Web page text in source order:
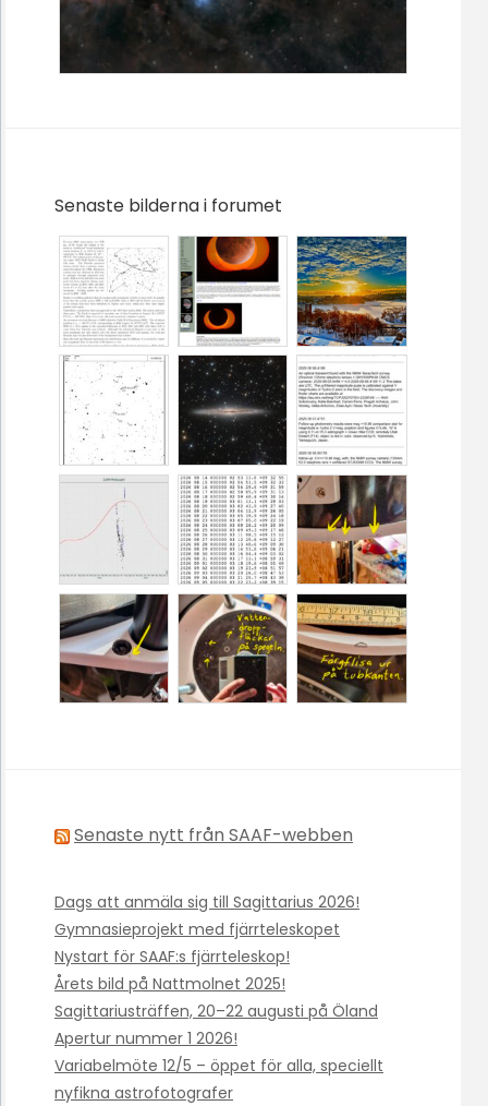
Senaste bilderna i forumet
Senaste nytt från SAAF-webben
Dags att anmäla sig till Sagittarius 2026!
Gymnasieprojekt med fjärrteleskopet
Nystart för SAAF:s fjärrteleskop!
Årets bild på Nattmolnet 2025!
Sagittariusträffen, 20–22 augusti på Öland
Apertur nummer 1 2026!
Variabelmöte 12/5 – öppet för alla, speciellt
nyfikna astrofotografer